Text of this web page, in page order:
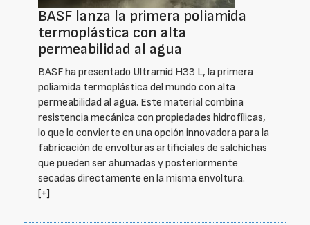
BASF lanza la primera poliamida
termoplástica con alta
permeabilidad al agua
BASF ha presentado Ultramid H33 L, la primera
poliamida termoplástica del mundo con alta
permeabilidad al agua. Este material combina
resistencia mecánica con propiedades hidrofílicas,
lo que lo convierte en una opción innovadora para la
fabricación de envolturas artificiales de salchichas
que pueden ser ahumadas y posteriormente
secadas directamente en la misma envoltura.
[+]